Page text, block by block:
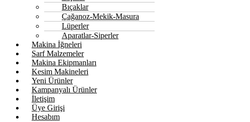
Bıçaklar
Çağanoz-Mekik-Masura
Lüperler
Aparatlar-Siperler
Makina İğneleri
Sarf Malzemeler
Makina Ekipmanları
Kesim Makineleri
Yeni Ürünler
Kampanyalı Ürünler
İletişim
Üye Girişi
Hesabım